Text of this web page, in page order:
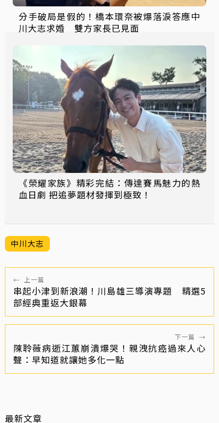
分手破局是假的！橋本環奈被爆落淚答應中
川大志求婚 雙方家長已見面
《榮耀家族》精彩完結：傳達賽馬魅力的熱
血日劇 把追夢題材發揮到極致！
中川大志
← 上一篇
串起小津到新浪潮！川島雄三導演專題 精選5
部經典重返大銀幕
下一篇 →
陳聆薇病逝江蕙崩潰爆哭！親洩抗癌過來人心
聲：早知道就讓她多化一點
最新文章